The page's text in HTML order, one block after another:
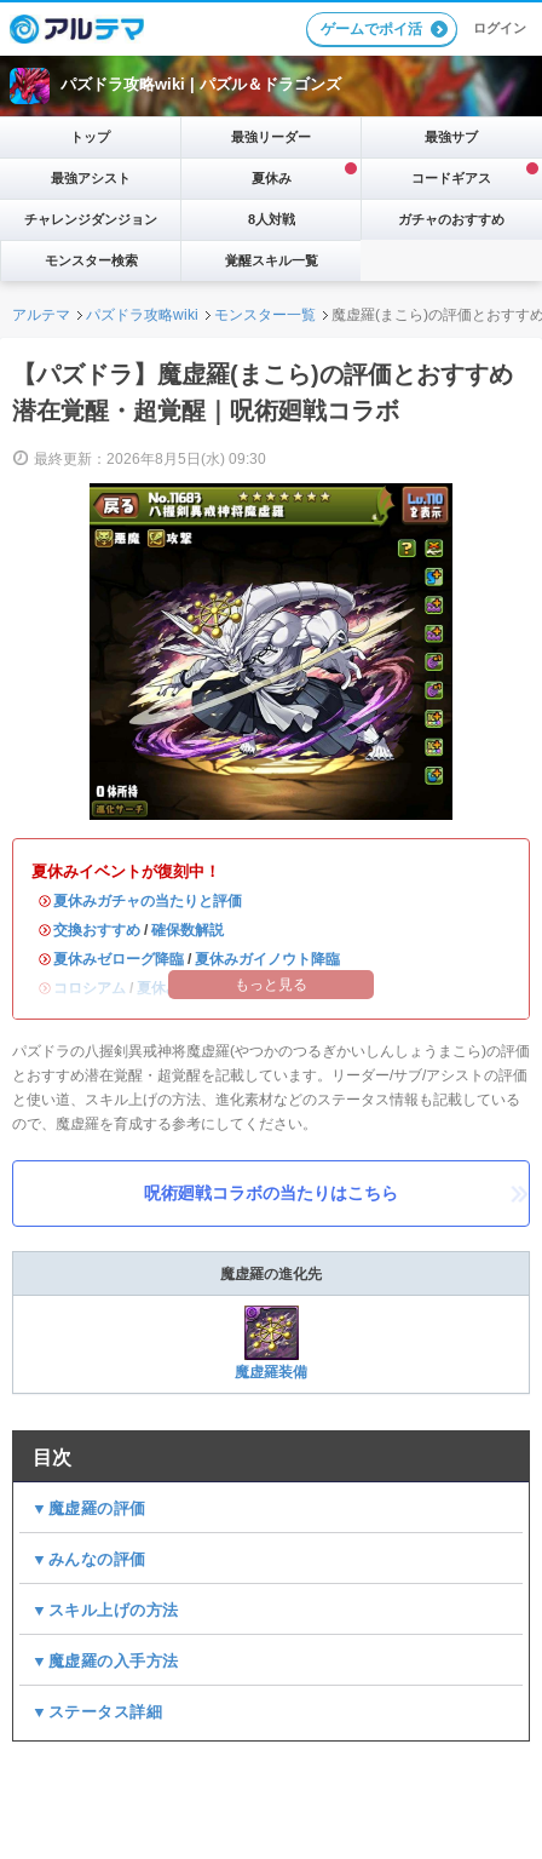
ゲームでポイ活 ログイン
パズドラ攻略wiki |パズル＆ドラゴンズ
トップ 最強リーダー 最強サブ
最強アシスト 夏休み コードギアス
チャレンジダンジョン 8人対戦 ガチャのおすすめ
モンスター検索 覚醒スキル一覧
アルテマ パズドラ攻略wiki モンスター一覧 魔虚羅(まこら)の評価とおすす
【パズドラ】魔虚羅(まこら)の評価とおすすめ
潜在覚醒・超覚醒｜呪術廻戦コラボ
最終更新：2026年8月5日(水) 09:30
夏休みイベントが復刻中！
・夏休みガチャの当たりと評価
・交換おすすめ / 確保数解説
・夏休みゼローグ降臨 / 夏休みガイノウト降臨
・ コロシアム / 夏休みワンタッチもっと見る
パズドラの八握剣異戒神将魔虚羅(やつかのつるぎかいしんしょうまこら)の評価
とおすすめ潜在覚醒・超覚醒を記載しています。リーダー/サブ/アシストの評価
と使い道、スキル上げの方法、進化素材などのステータス情報も記載している
ので、魔虚羅を育成する参考にしてください。
呪術廻戦コラボの当たりはこちら
魔虚羅の進化先
魔虚羅装備
目次
▼魔虚羅の評価
▼みんなの評価
▼スキル上げの方法
▼魔虚羅の入手方法
▼ステータス詳細